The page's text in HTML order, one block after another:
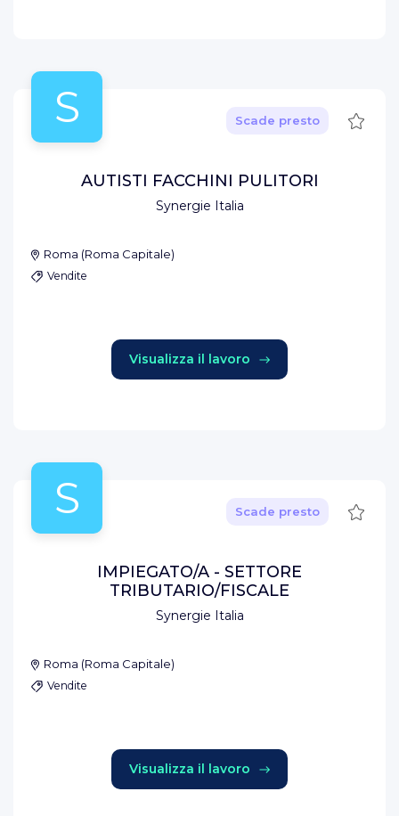
S
Synergie Italia
Scade presto Salva
AUTISTI FACCHINI PULITORI
Roma (Roma Capitale)
Vendite
Visualizza il lavoro
S
Synergie Italia
Scade presto Salva
IMPIEGATO/A - SETTORE
TRIBUTARIO/FISCALE
Roma (Roma Capitale)
Vendite
Visualizza il lavoro